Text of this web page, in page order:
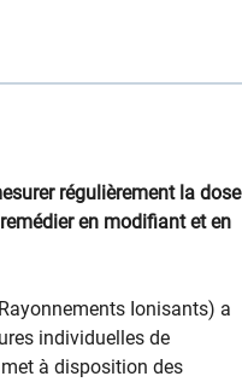
régulièrement la dose
en modifiant et en
Ionisants) a
individuelles de
à disposition des